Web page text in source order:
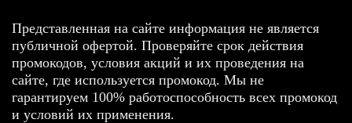
Представленная на сайте информация не является
публичной офертой. Проверяйте срок действия
промокодов, условия акций и их проведения на
сайте, где используется промокод. Мы не
гарантируем 100% работоспособность всех промокод
и условий их применения.